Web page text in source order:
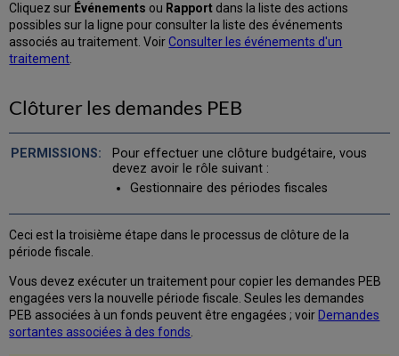
Cliquez sur Événements ou Rapport dans la liste des actions
possibles sur la ligne pour consulter la liste des événements
associés au traitement. VoirConsulter les événements d'un
traitement.
Clôturer les demandes PEB
Pour effectuer une clôture budgétaire, vous
devez avoir le rôle suivant :
Gestionnaire des périodes fiscales
Ceci est la troisième étape dans le processus de clôture de la
période fiscale.
Vous devez exécuter un traitement pour copier les demandes PEB
engagées vers la nouvelle période fiscale. Seules les demandes
PEB associées à un fonds peuvent être engagées ; voir Demandes
sortantes associées à des fonds